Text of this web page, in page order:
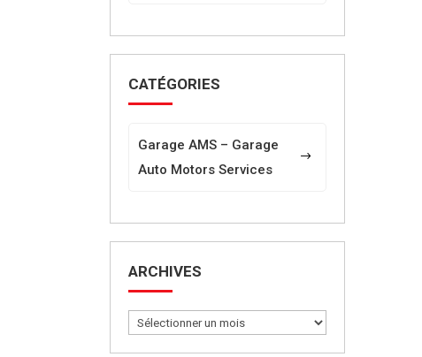
CATÉGORIES
Garage AMS – Garage
Auto Motors Services
ARCHIVESArchives